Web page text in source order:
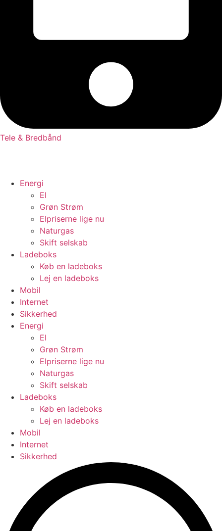
Tele & Bredbånd
Energi
El
Grøn Strøm
Elpriserne lige nu
Naturgas
Skift selskab
Ladeboks
Køb en ladeboks
Lej en ladeboks
Mobil
Internet
Sikkerhed
Energi
El
Grøn Strøm
Elpriserne lige nu
Naturgas
Skift selskab
Ladeboks
Køb en ladeboks
Lej en ladeboks
Mobil
Internet
Sikkerhed